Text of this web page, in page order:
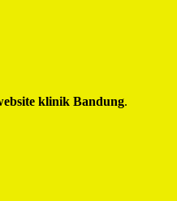
klinik Bandung.